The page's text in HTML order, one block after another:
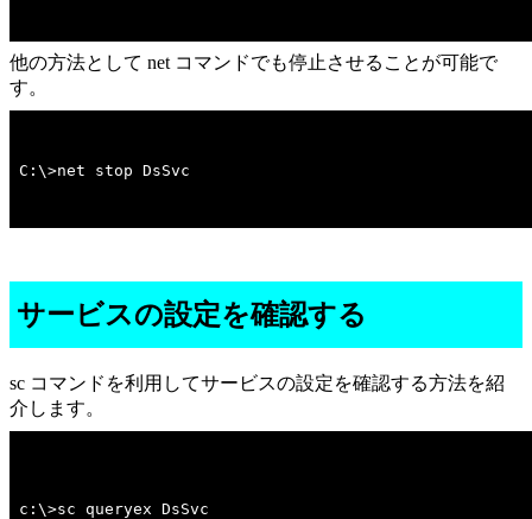
他の方法として net コマンドでも停止させることが可能で
す。
C:\>net stop DsSvc
サービスの設定を確認する
sc コマンドを利用してサービスの設定を確認する方法を紹
介します。
c:\>sc queryex DsSvc